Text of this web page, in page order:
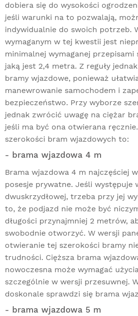
dobiera się do wysokości
jeśli warunki na to pozwalają,
indywidualnie do swoich potrzeb.
wymaganym w tej kwestii jest
minimalnej wymaganej przepisami
jaką jest 2,4 metra. Z reguły
bramy wjazdowe, ponieważ
manewrowanie samochodem i
bezpieczeństwo. Przy wyborze
jednak zwrócić uwagę na ciężar
jeśli ma być ona otwierana
szerokości bram wjazdowych to:
- brama wjazdowa 4 m
Brama wjazdowa 4 m najczęściej
posesje prywatne. Jeśli występuje
dwuskrzydłowej, trzeba przy jej
to, że podjazd nie może być
długości przynajmniej 2 metrów,
swobodnie otworzyć. W wersji
otwieranie tej szerokości bramy
trudności. Cięższa brama
nowoczesna może wymagać
szczególnie w wersji przesuwnej.
doskonale sprawdzi się brama
- brama wjazdowa 5 m